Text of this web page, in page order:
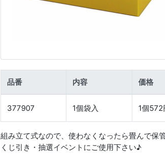
品番 内容 価格
377907 1個袋入 1個572
組み立て式なので、使わなくなったら畳んで保
くじ引き・抽選イベントにご使用下さい♪